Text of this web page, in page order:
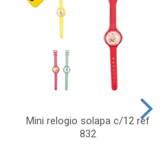
Mini relogio solapa c/12 ref
832